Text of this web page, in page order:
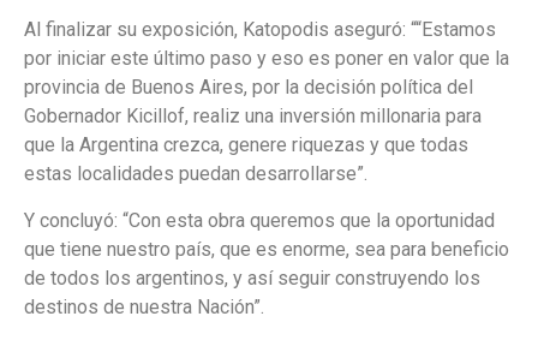
Al finalizar su exposición, Katopodis aseguró: ““Estamos
por iniciar este último paso y eso es poner en valor que la
provincia de Buenos Aires, por la decisión política del
Gobernador Kicillof, realiz una inversión millonaria para
que la Argentina crezca, genere riquezas y que todas
estas localidades puedan desarrollarse”.
Y concluyó: “Con esta obra queremos que la oportunidad
que tiene nuestro país, que es enorme, sea para beneficio
de todos los argentinos, y así seguir construyendo los
destinos de nuestra Nación”.